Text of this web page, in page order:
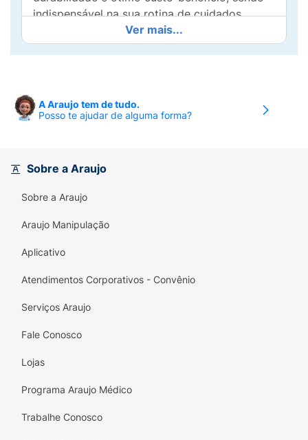
indispensável na sua rotina de cuidados.
Aposte na qualidade do Algodão Quadradinho
Mió e leve mais praticidade para o seu dia!
Ver mais...
A Araujo tem de tudo.
Posso te ajudar de alguma forma?
Sobre a Araujo
Sobre a Araujo
Araujo Manipulação
Aplicativo
Atendimentos Corporativos - Convênio
Serviços Araujo
Fale Conosco
Lojas
Programa Araujo Médico
Trabalhe Conosco